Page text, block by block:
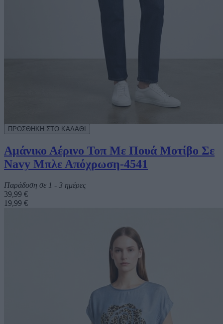
Αμάνικο Αέρινο Τοπ Με Πουά Μοτίβο Σε
Navy Μπλε Απόχρωση-4541
Παράδοση σε 1 - 3 ημέρες
39,99 €
19,99 €